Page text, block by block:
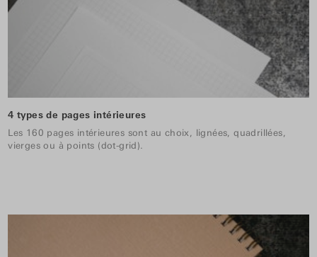
4 types de pages intérieures
Les 160 pages intérieures sont au choix, lignées, quadrillées,
vierges ou à points (dot-grid).